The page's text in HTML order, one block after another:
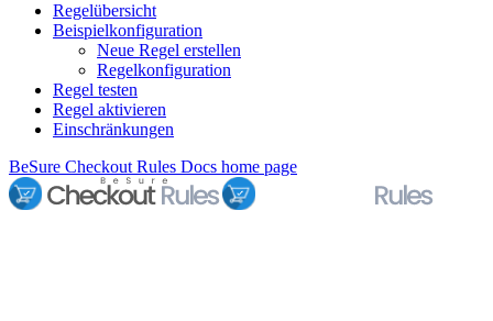
Regelübersicht
Beispielkonfiguration
Neue Regel erstellen
Regelkonfiguration
Regel testen
Regel aktivieren
Einschränkungen
BeSure Checkout Rules Docs home page